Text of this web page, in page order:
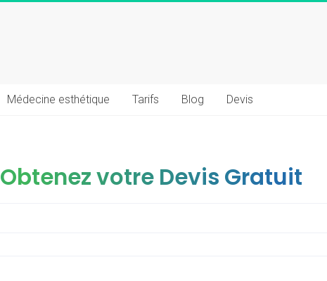
Médecine esthétique Tarifs Blog Devis
Obtenez votre Devis Gratuit